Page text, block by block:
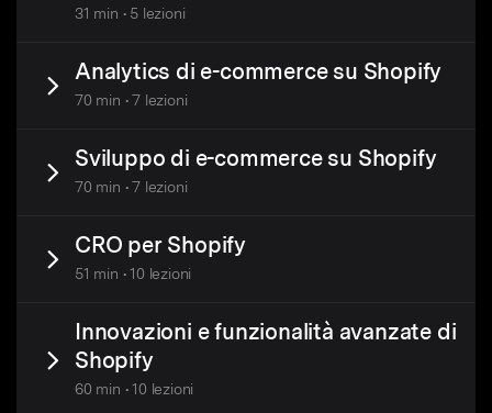
31 min • 5 lezioni
Analytics di e-commerce su Shopify
70 min • 7 lezioni
Sviluppo di e-commerce su Shopify
70 min • 7 lezioni
CRO per Shopify
51 min • 10 lezioni
Innovazioni e funzionalità avanzate di
Shopify
60 min • 10 lezioni